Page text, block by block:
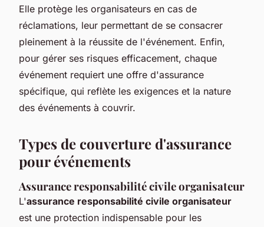
Elle protège les organisateurs en cas de
réclamations, leur permettant de se consacrer
pleinement à la réussite de l'événement. Enfin,
pour gérer ses risques efficacement, chaque
événement requiert une offre d'assurance
spécifique, qui reflète les exigences et la nature
des événements à couvrir.
Types de couverture d'assurance
pour événements
Assurance responsabilité civile organisateur
L'assurance responsabilité civile organisateur
est une protection indispensable pour les